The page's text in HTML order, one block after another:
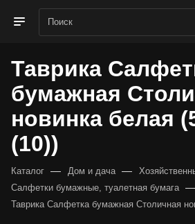
Таврика
бумажная
новинка белая
(10))
Каталог — Дом и дача —
Салфетки бумажные, туалетная бумага —
Таврика Салфетка бумажная Столичная